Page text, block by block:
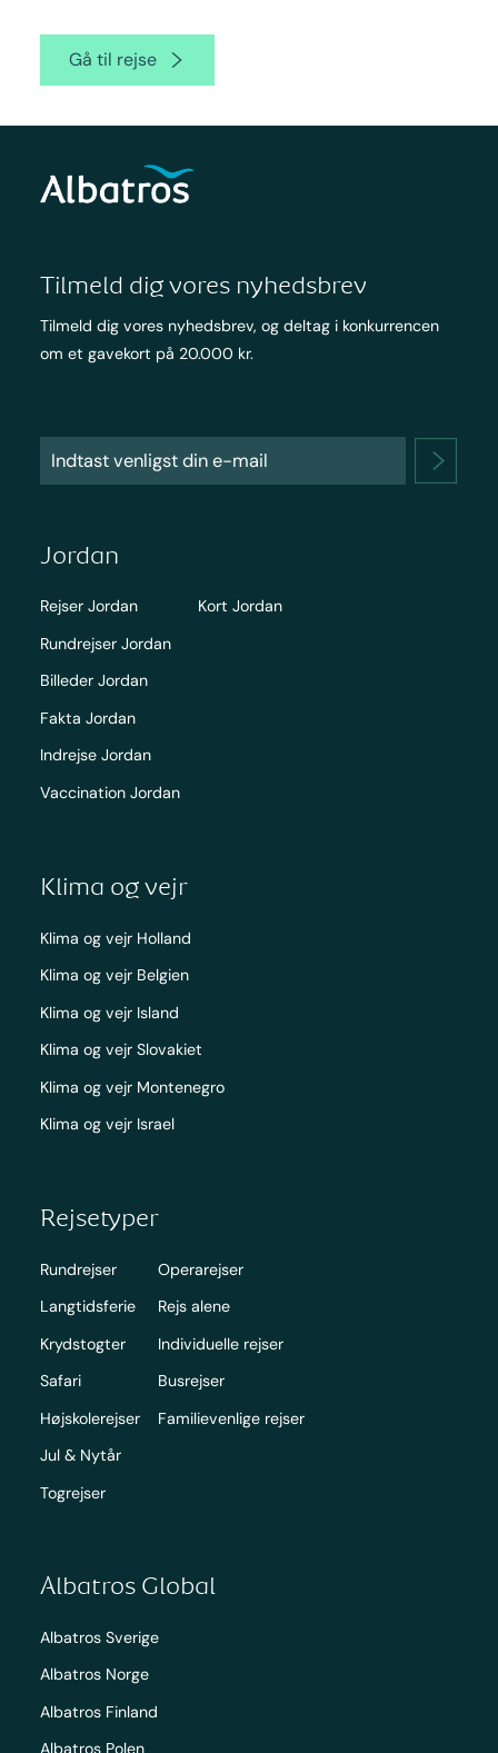
Gå til rejse
Tilmeld dig vores nyhedsbrev
Tilmeld dig vores nyhedsbrev, og deltag i konkurrencen
om et gavekort på 20.000 kr.
Jordan
Rejser Jordan
Rundrejser Jordan
Billeder Jordan
Fakta Jordan
Indrejse Jordan
Vaccination Jordan
Kort Jordan
Klima og vejr
Klima og vejr Holland
Klima og vejr Belgien
Klima og vejr Island
Klima og vejr Slovakiet
Klima og vejr Montenegro
Klima og vejr Israel
Rejsetyper
Rundrejser
Langtidsferie
Krydstogter
Safari
Højskolerejser
Jul & Nytår
Togrejser
Operarejser
Rejs alene
Individuelle rejser
Busrejser
Familievenlige rejser
Albatros Global
Albatros Sverige
Albatros Norge
Albatros Finland
Albatros Polen